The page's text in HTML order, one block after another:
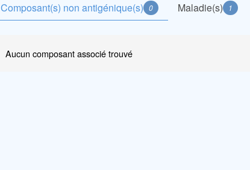
Composant(s) non antigénique(s) 0 Maladie(s) 1
Aucun composant associé trouvé